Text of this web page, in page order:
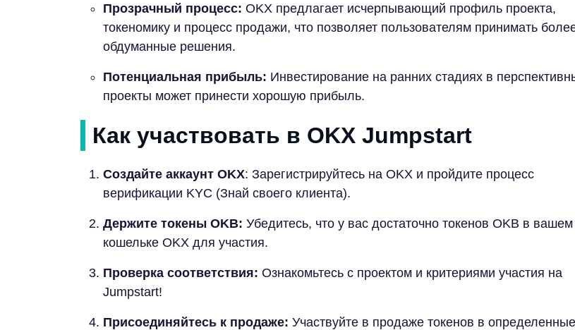
Прозрачный процесс: OKX предлагает исчерпывающий профиль проекта,
токеномику и процесс продажи, что позволяет пользователям принимать
обдуманные решения.
Потенциальная прибыль: Инвестирование на ранних стадиях в
проекты может принести хорошую прибыль.
Как участвовать в OKX Jumpstart
Создайте аккаунт OKX: Зарегистрируйтесь на OKX и пройдите процесс
верификации KYC (Знай своего клиента).
Держите токены OKB: Убедитесь, что у вас достаточно токенов OKB в вашем
кошельке OKX для участия.
Проверка соответствия: Ознакомьтесь с проектом и критериями участия на
Jumpstart!
Присоединяйтесь к продаже: Участвуйте в продаже токенов в определенные